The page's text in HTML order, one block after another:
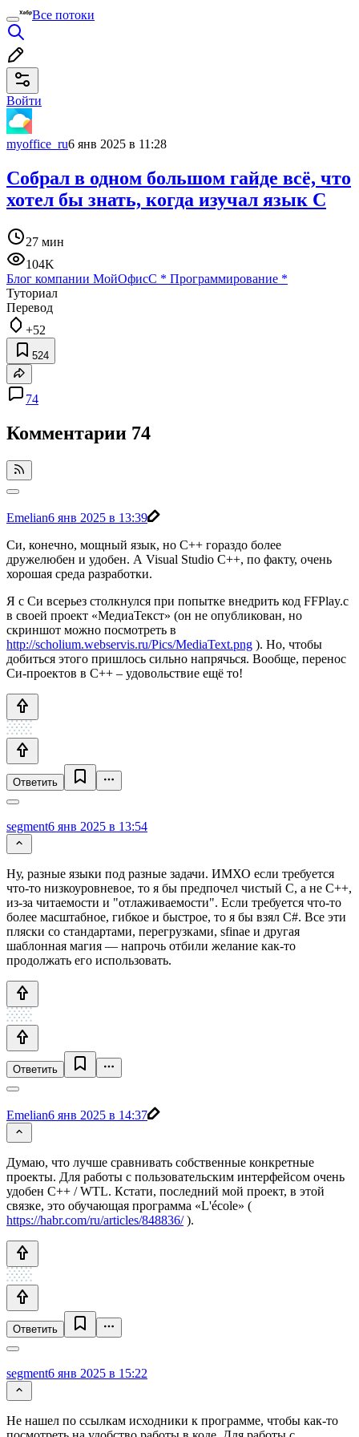
Все потоки
Войти
myoffice_ru6 янв 2025 в 11:28
Собрал в одном большом гайде всё, что
хотел бы знать, когда изучал язык C
27 мин
104K
Блог компании МойОфисC * Программирование *
Туториал
Перевод
+52
524
74
Комментарии 74
Emelian6 янв 2025 в 13:39
Си, конечно, мощный язык, но С++ гораздо более
дружелюбен и удобен. А Visual Studio C++, по факту, очень
хорошая среда разработки.
Я с Си всерьез столкнулся при попытке внедрить код FFPlay.c
в своей проект «МедиаТекст» (он не опубликован, но
скриншот можно посмотреть в
http://scholium.webservis.ru/Pics/MediaText.png ). Но, чтобы
добиться этого пришлось сильно напрячься. Вообще, перенос
Си-проектов в С++ – удовольствие ещё то!
Ответить
segment6 янв 2025 в 13:54
Ну, разные языки под разные задачи. ИМХО если требуется
что-то низкоуровневое, то я бы предпочел чистый C, а не C++,
из-за читаемости и "отлаживаемости". Если требуется что-то
более масштабное, гибкое и быстрое, то я бы взял C#. Все эти
пляски со стандартами, перегрузками, sfinae и другая
шаблонная магия — напрочь отбили желание как-то
продолжать его использовать.
Ответить
Emelian6 янв 2025 в 14:37
Думаю, что лучше сравнивать собственные конкретные
проекты. Для работы с пользовательским интерфейсом очень
удобен C++ / WTL. Кстати, последний мой проект, в этой
связке, это обучающая программа «L'école» (
https://habr.com/ru/articles/848836/).
Ответить
segment6 янв 2025 в 15:22
Не нашел по ссылкам исходники к программе, чтобы как-то